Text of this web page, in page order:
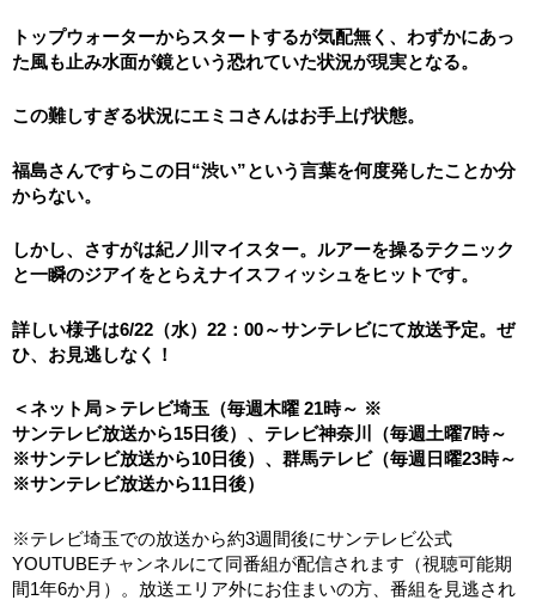
トップウォーターからスタートするが気配無く、 わずかにあっ
た風も止み水面が鏡という恐れていた状況が現実となる。
この難しすぎる状況にエミコさんはお手上げ状態。
福島さんですらこの日“渋い”という言葉を何度発したことか分
からない。
しかし、さすがは紀ノ川マイスター。 ルアーを操るテクニック
と一瞬のジアイをとらえナイスフィッシュをヒットです。
詳しい様子は6/22（水）22：00～サンテレビにて放送予定。ぜ
ひ、お見逃しなく！
＜ネット局＞テレビ埼玉（毎週木曜 21時～ ※
サンテレビ放送から15日後）、テレビ神奈川（毎週土曜7時～
※サンテレビ放送から10日後）、群馬テレビ（毎週日曜23時～
※サンテレビ放送から11日後）
※テレビ埼玉での放送から約3週間後にサンテレビ公式
YOUTUBEチャンネルにて同番組が配信されます（視聴可能期
間1年6か月）。放送エリア外にお住まいの方、番組を見逃され